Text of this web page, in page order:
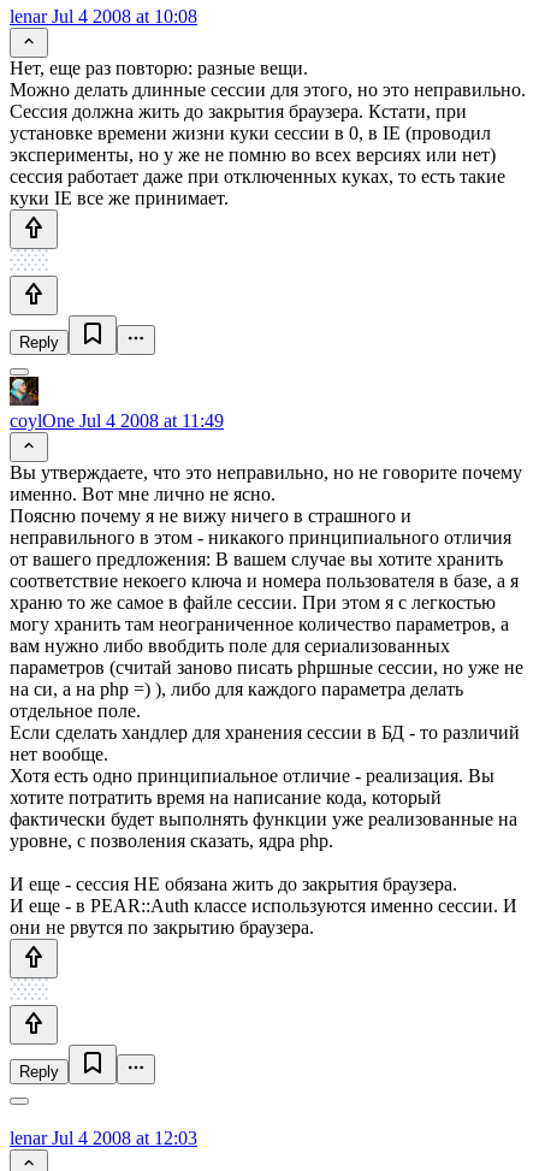
lenarJul 4 2008 at 10:08
Нет, еще раз повторю: разные вещи.
Можно делать длинные сессии для этого, но это неправильно.
Сессия должна жить до закрытия браузера. Кстати, при
установке времени жизни куки сессии в 0, в IE (проводил
эксперименты, но у же не помню во всех версиях или нет)
сессия работает даже при отключенных куках, то есть такие
куки IE все же принимает.
Reply
coylOne Jul 4 2008 at 11:49
Вы утверждаете, что это неправильно, но не говорите почему
именно. Вот мне лично не ясно.
Поясню почему я не вижу ничего в страшного и
неправильного в этом - никакого принципиального отличия
от вашего предложения: В вашем случае вы хотите хранить
соответствие некоего ключа и номера пользователя в базе, а я
храню то же самое в файле сессии. При этом я с легкостью
могу хранить там неограниченное количество параметров, а
вам нужно либо ввобдить поле для сериализованных
параметров (считай заново писать phpшные сессии, но уже не
на си, а на php =) ), либо для каждого параметра делать
отдельное поле.
Если сделать хандлер для хранения сессии в БД - то различий
нет вообще.
Хотя есть одно принципиальное отличие - реализация. Вы
хотите потратить время на написание кода, который
фактически будет выполнять функции уже реализованные на
уровне, с позволения сказать, ядра php.
И еще - сессия НЕ обязана жить до закрытия браузера.
И еще - в PEAR::Auth классе используются именно сессии. И
они не рвутся по закрытию браузера.
Reply
lenarJul 4 2008 at 12:03